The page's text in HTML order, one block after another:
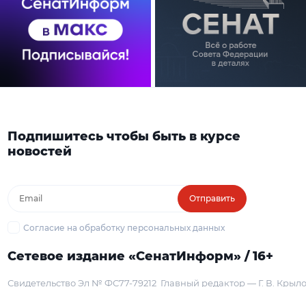
Подпишитесь чтобы быть в курсе
новостей
Отправить
Согласие на обработку персональных данных
Сетевое издание «СенатИнформ» / 16+
Свидетельство Эл № ФС77-79212 Главный редактор — Г. В.